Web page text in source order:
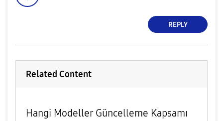
REPLY
Related Content
Hangi Modeller Güncelleme Kapsamı